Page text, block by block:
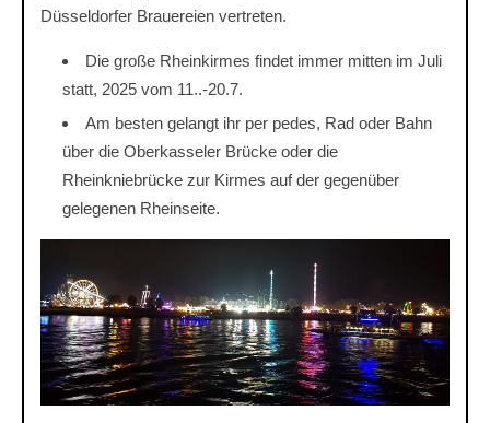
Düsseldorfer Brauereien vertreten.
Die große Rheinkirmes findet immer mitten im Juli
statt, 2025 vom 11..-20.7.
Am besten gelangt ihr per pedes, Rad oder Bahn
über die Oberkasseler Brücke oder die
Rheinkniebrücke zur Kirmes auf der gegenüber
gelegenen Rheinseite.